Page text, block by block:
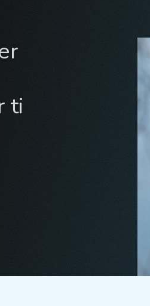
ti